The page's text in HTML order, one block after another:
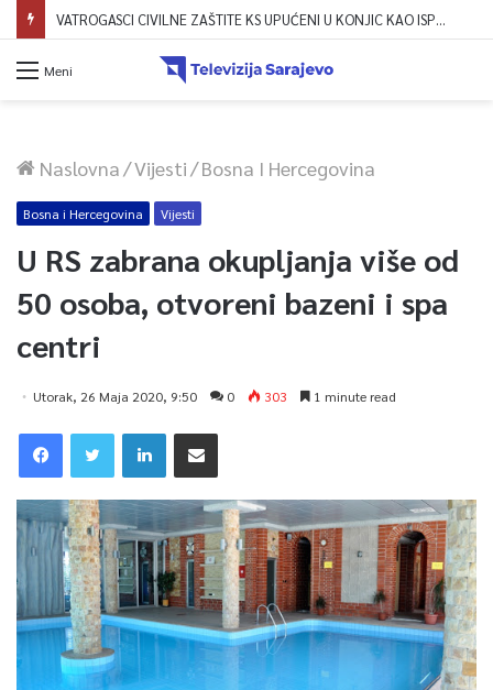
VATROGASCI CIVILNE ZAŠTITE KS UPUĆENI U KONJIC KAO ISPOMOĆ U GAŠENJU POŽARA
Meni
Naslovna/Vijesti/Bosna I Hercegovina
Bosna i Hercegovina Vijesti
U RS zabrana okupljanja više od
50 osoba, otvoreni bazeni i spa
centri
Utorak, 26 Maja 2020, 9:50 0 303 1 minute read